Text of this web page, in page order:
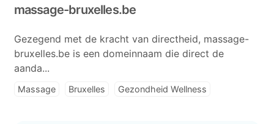
massage-bruxelles.be
Gezegend met de kracht van directheid, massage-
bruxelles.be is een domeinnaam die direct de
aanda...
Massage Bruxelles Gezondheid Wellness